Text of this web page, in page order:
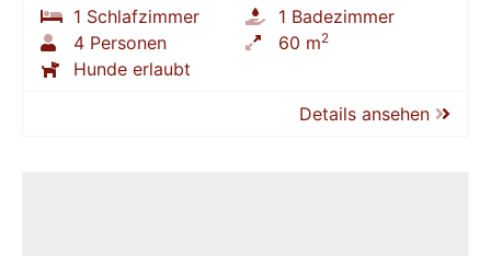
1 Schlafzimmer
1 Badezimmer
4 Personen
60 m2
Hunde erlaubt
Details ansehen